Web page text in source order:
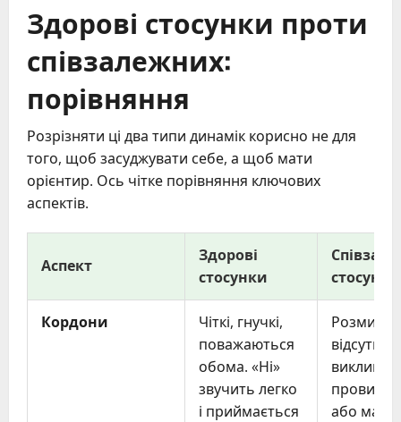
Здорові стосунки проти
співзалежних:
порівняння
Розрізняти ці два типи динамік корисно не для
того, щоб засуджувати себе, а щоб мати
орієнтир. Ось чітке порівняння ключових
аспектів.
Аспект
Здорові
стосунки
стосунки
Кордони
Чіткі, гнучкі,
поважаються
обома. «Ні»
звучить легко
і приймається
Розмиті
відсутні.
викликає
провину,
або